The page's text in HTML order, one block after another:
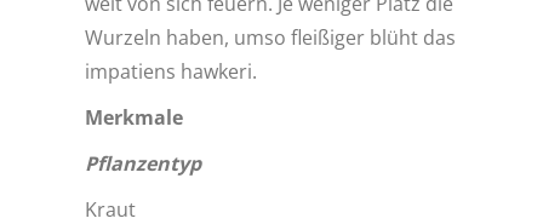
Wurzeln haben, umso fleißiger blüht das
impatiens hawkeri.
Merkmale
Pflanzentyp
Kraut